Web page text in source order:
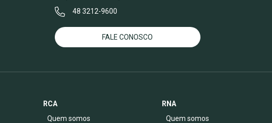
48 3212-9600
FALE CONOSCO
RCA
Quem somos
RNA
Quem somos